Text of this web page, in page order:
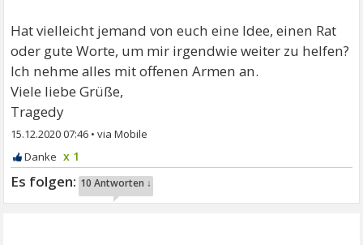
Hat vielleicht jemand von euch eine Idee, einen Rat
oder gute Worte, um mir irgendwie weiter zu helfen?
Ich nehme alles mit offenen Armen an.
Viele liebe Grüße,
Tragedy
15.12.2020 07:46 •
x 1
10 Antworten ↓